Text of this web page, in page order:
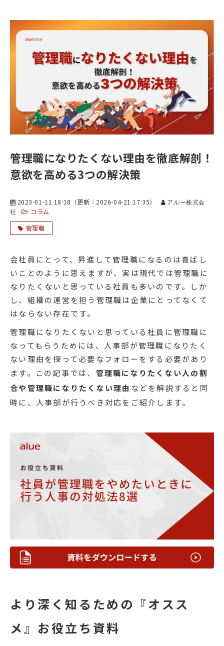
管理職になりたくない理由を徹底解剖！
意欲を高める3つの解決策
2023-01-11 18:18 （更新： 2026-04-21 17:35）
アルー株式会
社
コラム
管理職
会社員にとって、昇進して管理職になるのは喜ばし
いことのように思えますが、実は現代では管理職に
なりたくないと思っている社員も多いのです。しか
し、組織の運営を担う管理職は企業にとってなくて
はならない存在です。
管理職になりたくないと思っている社員に管理職に
なってもらうためには、人事部が管理職になりたく
ない理由を探って必要なフォローをする必要があり
ます。この記事では、 管理職になりたくない人の割
合や管理職になりたくない理由 などを解説すると同
時に、人事部が行うべき対応をご紹介します。
より深く知るための『オスス
メ』お役立ち資料